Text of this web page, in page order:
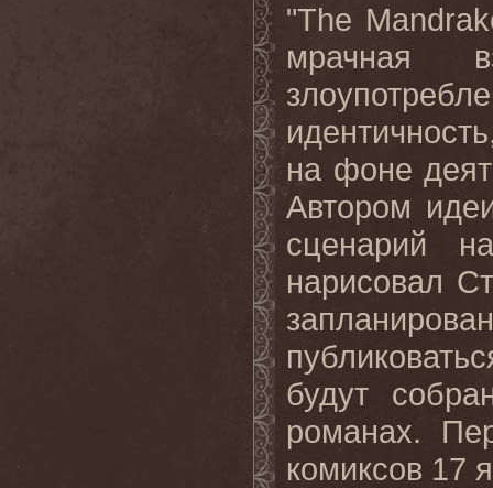
"The
мрачная
идентичность
на фоне
Автором
сценарий
нарисовал
будут
романах.
комиксов 17